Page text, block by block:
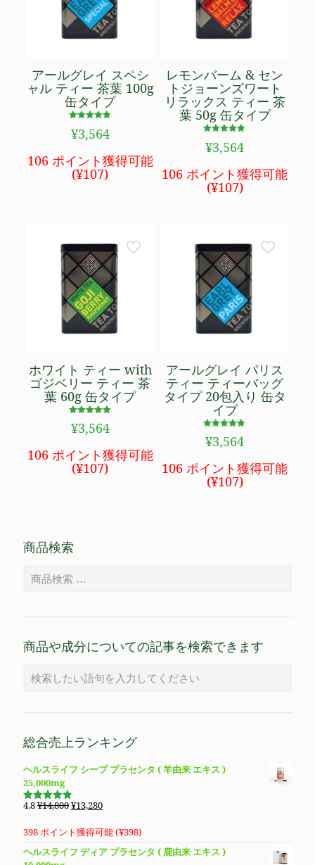
アールグレイ スペシ
ャル ティー 茶葉 100g
缶タイプ
4.90
の評価
¥3,564
106 ポイント獲得可能
(¥107)
レモンバーム & セン
トジョーンズワート
リラックス ティー 茶
葉 50g 缶タイプ
4.75
の評価
¥3,564
106 ポイント獲得可能
(¥107)
ホワイト ティー with
ゴジベリー ティー 茶
葉 60g 缶タイプ
5.00
の評価
¥3,564
106 ポイント獲得可能
(¥107)
アールグレイ パリス
ティー ティーバッグ
タイプ 20包入り 缶タ
イプ
4.80
の評価
¥3,564
106 ポイント獲得可能
(¥107)
商品検索
商品や成分についての記事を検索できます
総合売上ランキング
ヘルスライフ シープ プラセンタ ( 羊由来 エキス )
25,000mg
5段階で
4.8¥14,800元
価
は
¥13,280現
の
格
398 ポイント獲得可能 (¥398)
ヘルスライフ ディア プラセンタ ( 鹿由来 エキス )